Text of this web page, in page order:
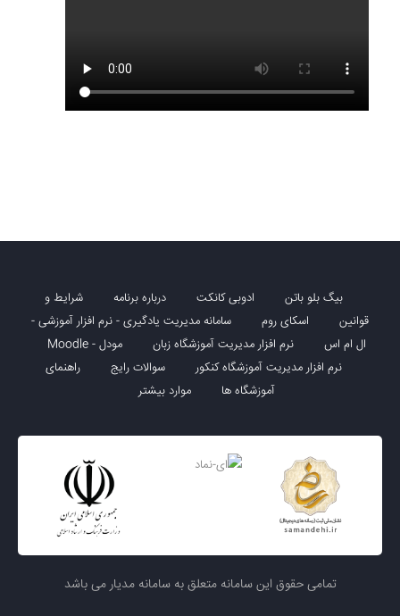
بیگ بلو باتن ادوبی کانکت درباره برنامه
شرایط و
قوانین
اسکای روم
سامانه مدیریت یادگیری - نرم افزار آموزشی -
ال ام اس
نرم افزار مدیریت آموزشگاه زبان
مودل - Moodle
نرم افزار مدیریت آموزشگاه کنکور
سوالات رایج
راهنمای
آموزشگاه ها
موارد بیشتر
تمامی حقوق این سامانه متعلق به سامانه مدیار می باشد